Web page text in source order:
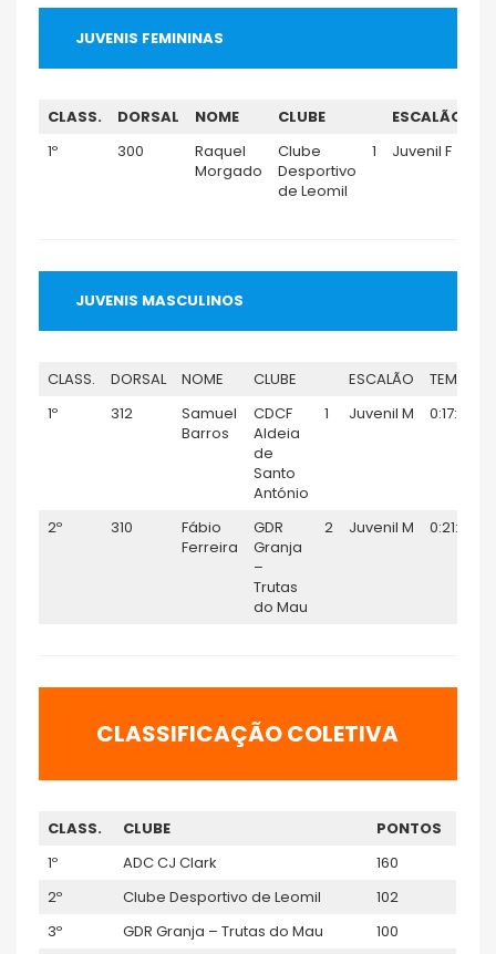
JUVENIS FEMININAS
CLASS. DORSAL NOME CLUBE ESCALÃO
1º
300
Raquel
Morgado
Clube
Desportivo
de Leomil
1 Juvenil F
JUVENIS MASCULINOS
CLASS. DORSAL NOME CLUBE ESCALÃO
TEMPO
1º
312
Samuel
Barros
CDCF
Aldeia
de
Santo
António
1 Juvenil M 0:17:31
2º 310
Fábio
Ferreira
GDR
Granja
–
Trutas
do Mau
2 Juvenil M 0:21:35
CLASSIFICAÇÃO COLETIVA
CLASS. CLUBE
PONTOS
1º
ADC CJ Clark
160
2º
Clube Desportivo de Leomil
102
3º
GDR Granja – Trutas do Mau
100